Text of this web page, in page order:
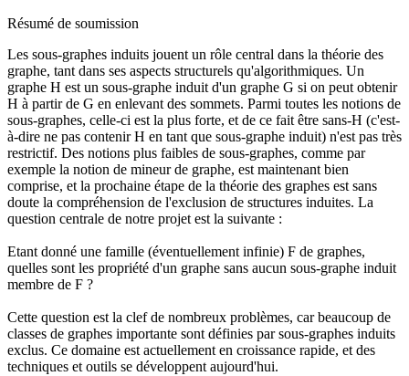
Résumé de soumission
Les sous-graphes induits jouent un rôle central dans la théorie des
graphe, tant dans ses aspects structurels qu'algorithmiques. Un
graphe H est un sous-graphe induit d'un graphe G si on peut obtenir
H à partir de G en enlevant des sommets. Parmi toutes les notions de
sous-graphes, celle-ci est la plus forte, et de ce fait être sans-H (c'est-
à-dire ne pas contenir H en tant que sous-graphe induit) n'est pas très
restrictif. Des notions plus faibles de sous-graphes, comme par
exemple la notion de mineur de graphe, est maintenant bien
comprise, et la prochaine étape de la théorie des graphes est sans
doute la compréhension de l'exclusion de structures induites. La
question centrale de notre projet est la suivante :
Etant donné une famille (éventuellement infinie) F de graphes,
quelles sont les propriété d'un graphe sans aucun sous-graphe induit
membre de F ?
Cette question est la clef de nombreux problèmes, car beaucoup de
classes de graphes importante sont définies par sous-graphes induits
exclus. Ce domaine est actuellement en croissance rapide, et des
techniques et outils se développent aujourd'hui.